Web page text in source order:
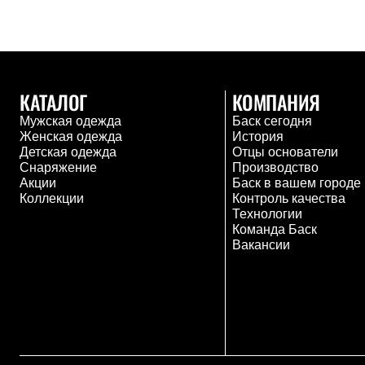
Куртки
Брюки
Жилеты
Комбинезоны
Термобелье
Комплект термобелья
Снаряжение
Палатки и тенты
КАТАЛОГ
Мужская одежда
Женская одежда
Детская одежда
Снаряжение
Акции
Коллекции
КОМПАНИЯ
Баск сегодня
История
Отцы основатели
Производство
Баск в вашем городе
Контроль качества
Технологии
Команда Баск
Вакансии